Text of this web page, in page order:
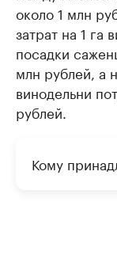
около 1 млн
затрат на 1 га
посадки
млн рублей, а
винодельни
рублей.
Кому